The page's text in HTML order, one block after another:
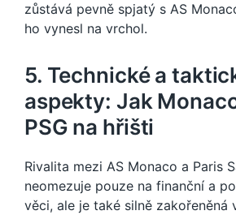
zůstává pevně spjatý s AS
ho vynesl na vrchol.
5. Technické a
aspekty: Jak
PSG na hřišti
Rivalita mezi AS Monaco a Paris
neomezuje pouze na finanční a
věci, ale je také silně zakořeněná